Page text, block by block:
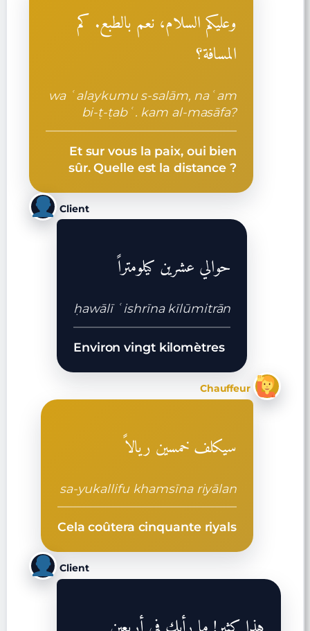
وعليكم السلام، نعم بالطبع. كم
المسافة؟
wa ʿalaykumu s-salām, naʿam
bi-ṭ-ṭabʿ. kam al-masāfa?
Et sur vous la paix, oui bien
sûr. Quelle est la distance ?
Client
حوالي عشرين كيلومتراً
ḥawālī ʿishrīna kīlūmitrān
Environ vingt kilomètres
Chauffeur
سيكلف خمسين ريالاً
sa-yukallifu khamsīna riyālan
Cela coûtera cinquante riyals
Client